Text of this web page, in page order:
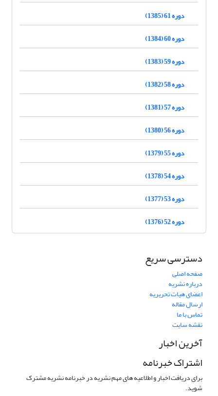
دوره 61 (1385)
دوره 60 (1384)
دوره 59 (1383)
دوره 58 (1382)
دوره 57 (1381)
دوره 56 (1380)
دوره 55 (1379)
دوره 54 (1378)
دوره 53 (1377)
دوره 52 (1376)
دسترسی سریع
صفحه اصلی
درباره نشریه
اعضای هیات تحریریه
ارسال مقاله
تماس با ما
نقشه سایت
آخرین اخبار
اشتراک خبرنامه
برای دریافت اخبار و اطلاعیه های مهم نشریه در خبرنامه نشریه مشترک
شوید.